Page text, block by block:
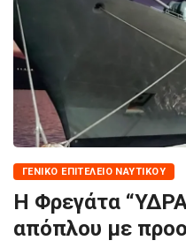
ΓΕΝΙΚΌ ΕΠΙΤΕΛΕΊΟ ΝΑΥΤΙΚΟΎ
Η Φρεγάτα
απόπλου με